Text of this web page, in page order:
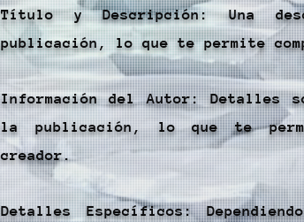
Título y Descripción: Una
publicación, lo que te permite
Información del Autor: Detalles
la publicación, lo que te
creador.
Detalles Específicos: